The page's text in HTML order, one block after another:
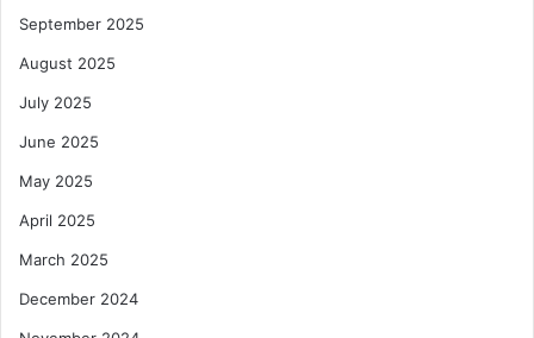
September 2025
August 2025
July 2025
June 2025
May 2025
April 2025
March 2025
December 2024